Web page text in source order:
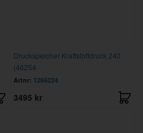
Druckspeicher Kraftstoffdruck 240
(46254
Artnr: 1266224
3495 kr